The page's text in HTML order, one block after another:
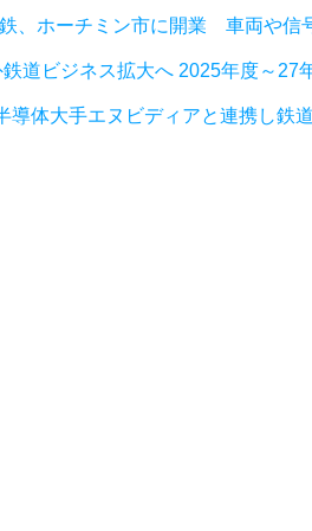
、ホーチミン市に開業 車両や信
道ビジネス拡大へ 2025年度～27
導体大手エヌビディアと連携し鉄